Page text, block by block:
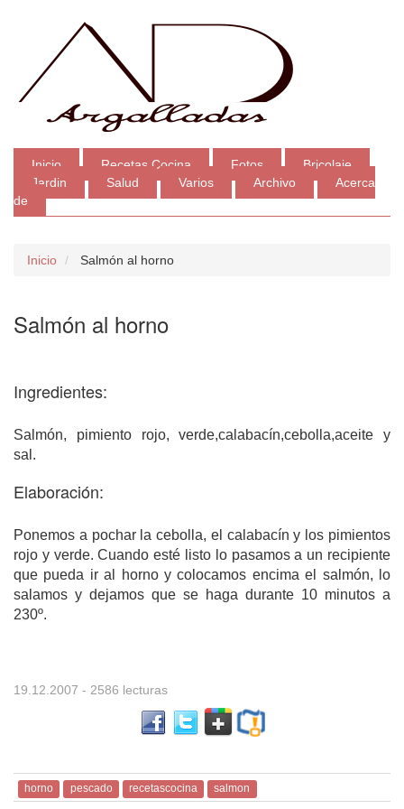
Inicio Recetas Cocina Fotos
Bricolaje
Jardin
Salud Varios Archivo
Acerca
de
Inicio Salmón al horno
Salmón al horno
Ingredientes:
Salmón, pimiento rojo, verde,calabacín,cebolla,aceite y
sal.
Elaboración:
Ponemos a pochar la cebolla, el calabacín y los pimientos
rojo y verde. Cuando esté listo lo pasamos a un recipiente
que pueda ir al horno y colocamos encima el salmón, lo
salamos y dejamos que se haga durante 10 minutos a
230º.
19.12.2007 - 2586 lecturas
horno pescado recetascocina salmon